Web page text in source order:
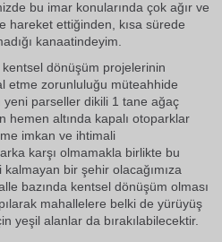
bu imar konularında çok ağır ve
hareket ettiğinden, kısa sürede
kanaatindeyim.
kentsel dönüşüm projelerinin
etme zorunluluğu müteahhide
parseller dikili 1 tane ağaç
hemen altında kapalı otoparklar
imkan ve ihtimali
karşı olmamakla birlikte bu
bir şehir olacağımıza
bazında kentsel dönüşüm olması
mahallelere belki de yürüyüş
yeşil alanlar da bırakılabilecektir.